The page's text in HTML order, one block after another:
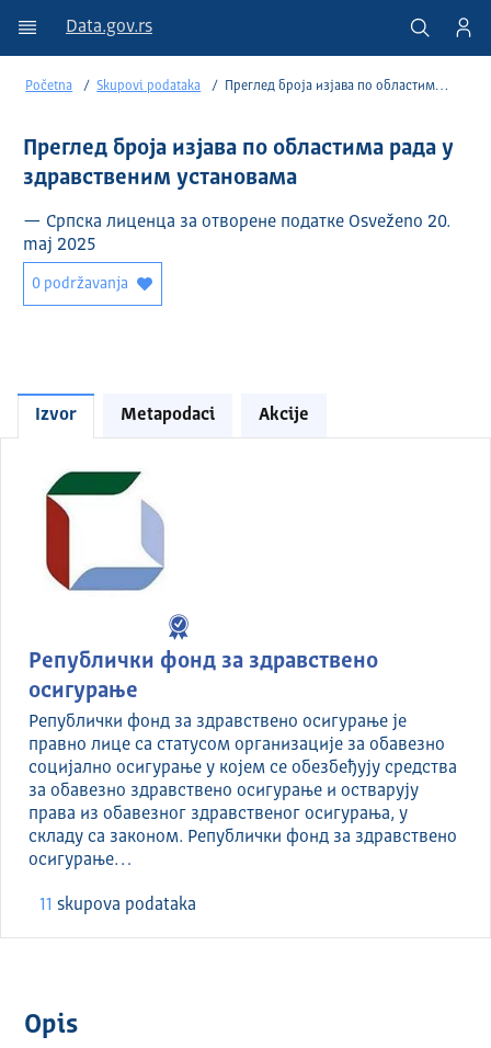
Data.gov.rs
Početna Skupovi podataka Преглед броја изјава по областима рада у здравственим установама
Преглед броја изјава по областима рада у
здравственим установама
— Српска лиценца за отворене податке Osveženo 20.
maj 2025
0 podržavanja
Izvor Metapodaci Akcije
Републички фонд за здравствено
осигурање
Републички фонд за здравствено осигурање је
правно лице са статусом организације за обавезно
социјално осигурање у којем се обезбеђују средства
за обавезно здравствено осигурање и остварују
права из обавезног здравственог осигурања, у
складу са законом. Републички фонд за здравствено
осигурање…
11 skupova podataka
Opis